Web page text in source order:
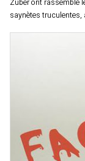
Zuber ont rassemblé
saynètes